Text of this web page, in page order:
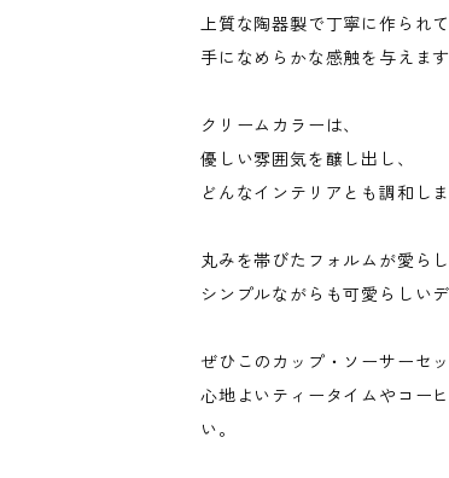
上質な陶器製で丁寧に作られて
手になめらかな感触を与えます
クリームカラーは、
優しい雰囲気を醸し出し、
どんなインテリアとも調和しま
丸みを帯びたフォルムが愛らし
シンプルながらも可愛らしいデ
ぜひこのカップ・ソーサーセッ
心地よいティータイムやコー
い。